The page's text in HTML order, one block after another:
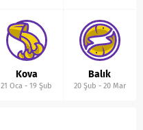
Kova
21 Oca -19 Şub
Balık
20 Şub - 20 Mar